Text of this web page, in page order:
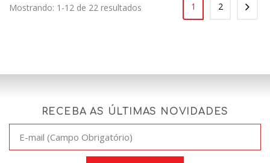
Mostrando: 1-12 de 22 resultados 1 2
RECEBA AS ÚLTIMAS NOVIDADES